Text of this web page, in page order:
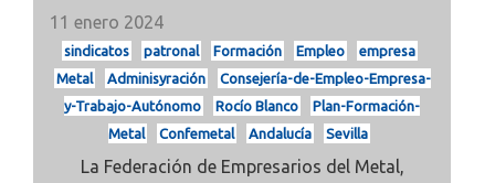
11 enero 2024
sindicatos patronal Formación Empleo
empresa
Metal
Adminisyración
Consejería-de-Empleo-Empresa-
y-Trabajo-Autónomo
Rocío Blanco
Plan-Formación-
Metal
Confemetal Andalucía Sevilla
La Federación de Empresarios del Metal,